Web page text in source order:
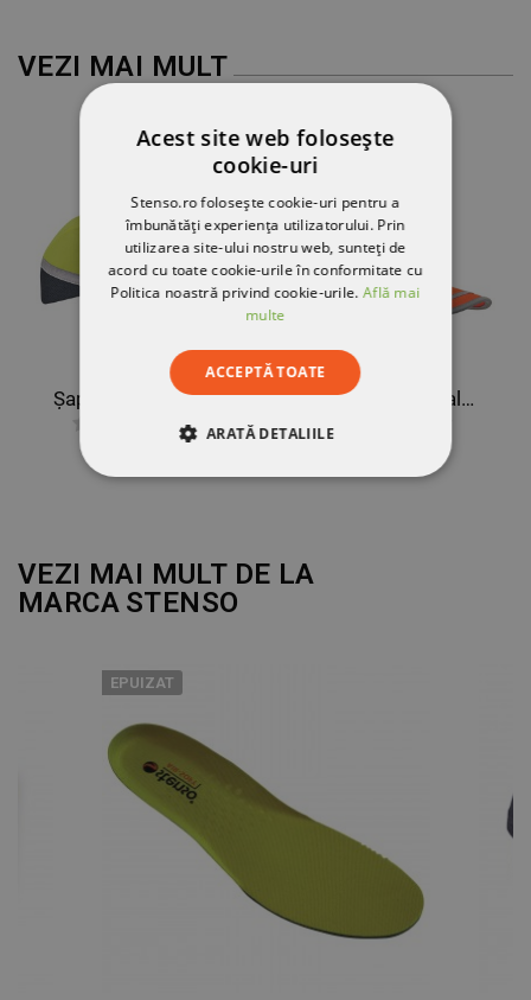
VEZI MAI MULT
Șapcă tip baseball rezistentă la impact HARTEBEEST HV GALBEN
85,79 RON
Șapcă tip baseball rezistentă la impact HARTEBEEST HV PORTOCALIU
VEZI MAI MULT DE LA
MARCA STENSO
EPUIZAT
Acest site web folosește
cookie-uri
Stenso.ro folosește cookie-uri pentru a
îmbunătăți experiența utilizatorului. Prin
utilizarea site-ului nostru web, sunteți de
acord cu toate cookie-urile în conformitate cu
Politica noastră privind cookie-urile.Află mai
multe
ACCEPTĂ TOATE
ARATĂ DETALIILE
DE TARGETARE